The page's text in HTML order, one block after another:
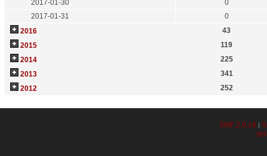
2017-01-30
0
2017-01-31
0
2016
43
2015
119
2014
225
2013
341
2012
252
SMF 2.0.19